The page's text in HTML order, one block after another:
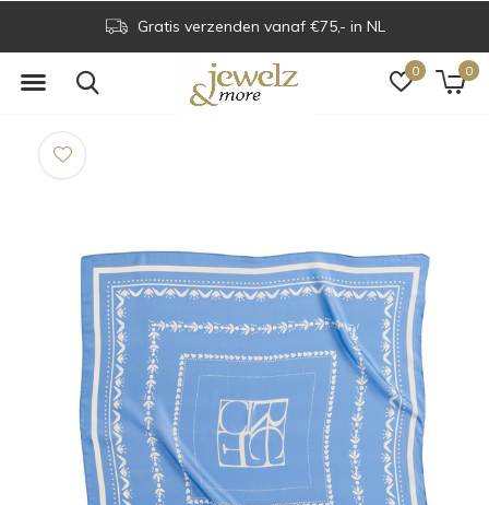
0 0
Gratis verzenden vanaf €75,- in NL